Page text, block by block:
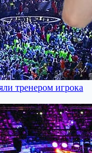
тренером игрока